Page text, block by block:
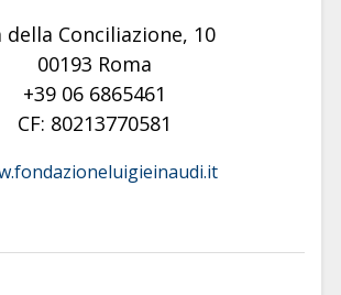
della Conciliazione, 10
00193 Roma
+39 06 6865461
CF: 80213770581